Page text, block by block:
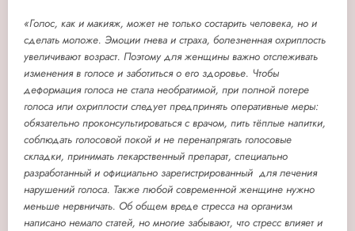
«Голос, как и макияж, может не только состарить человека, но и
сделать моложе. Эмоции гнева и страха, болезненная охриплость
увеличивают возраст. Поэтому для женщины важно отслеживать
изменения в голосе и заботиться о его здоровье. Чтобы
деформация голоса не стала необратимой, при полной потере
голоса или охриплости следует предпринять оперативные меры:
обязательно проконсультироваться с врачом, пить тёплые напитки,
соблюдать голосовой покой и не перенапрягать голосовые
складки, принимать лекарственный препарат, специально
разработанный и официально зарегистрированный для лечения
нарушений голоса. Также любой современной женщине нужно
меньше нервничать. Об общем вреде стресса на организм
написано немало статей, но многие забывают, что стресс влияет и